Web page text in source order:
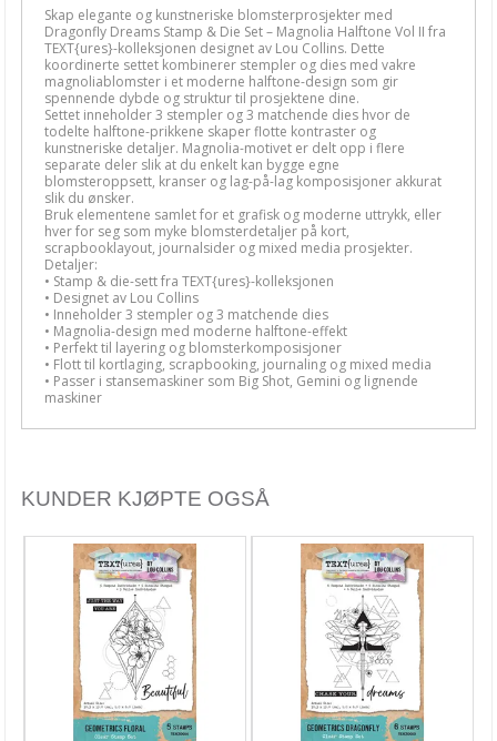
Art by Marlene
Altenew
Arden Studio
Art Impressions
Avery Elle
Candi Bean
Carabelle Studio
Concord & 9th
Craft Consortium
Crafter's Companion
Crafty Individuals
Dylusions
Hampton Art
hÄnglar & Wings
Hero Arts
Heidi Swapp
Skap elegante og kunstneriske blomsterprosjekter med
Dragonfly Dreams Stamp & Die Set – Magnolia Halftone Vol II fra
TEXT{ures}-kolleksjonen designet av Lou Collins. Dette
koordinerte settet kombinerer stempler og dies med vakre
magnoliablomster i et moderne halftone-design som gir
spennende dybde og struktur til prosjektene dine.
Settet inneholder 3 stempler og 3 matchende dies hvor de
todelte halftone-prikkene skaper flotte kontraster og
kunstneriske detaljer. Magnolia-motivet er delt opp i flere
separate deler slik at du enkelt kan bygge egne
blomsteroppsett, kranser og lag-på-lag komposisjoner akkurat
slik du ønsker.
Bruk elementene samlet for et grafisk og moderne uttrykk, eller
hver for seg som myke blomsterdetaljer på kort,
scrapbooklayout, journalsider og mixed media prosjekter.
Detaljer:
• Stamp & die-sett fra TEXT{ures}-kolleksjonen
• Designet av Lou Collins
• Inneholder 3 stempler og 3 matchende dies
• Magnolia-design med moderne halftone-effekt
• Perfekt til layering og blomsterkomposisjoner
• Flott til kortlaging, scrapbooking, journaling og mixed media
• Passer i stansemaskiner som Big Shot, Gemini og lignende
maskiner
KUNDER KJØPTE OGSÅ